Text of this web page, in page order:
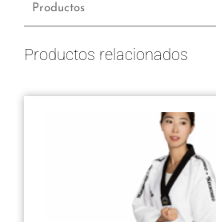
Productos
Productos relacionados